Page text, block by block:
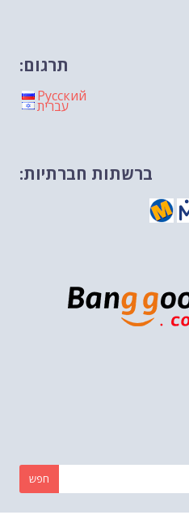
תרגום:
Русский
עברית
ברשתות חברתיות: